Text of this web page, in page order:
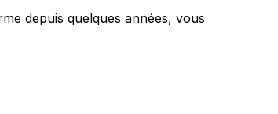
depuis quelques années, vous